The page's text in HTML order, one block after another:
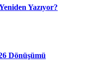
Yazıyor?
Dönüşümü